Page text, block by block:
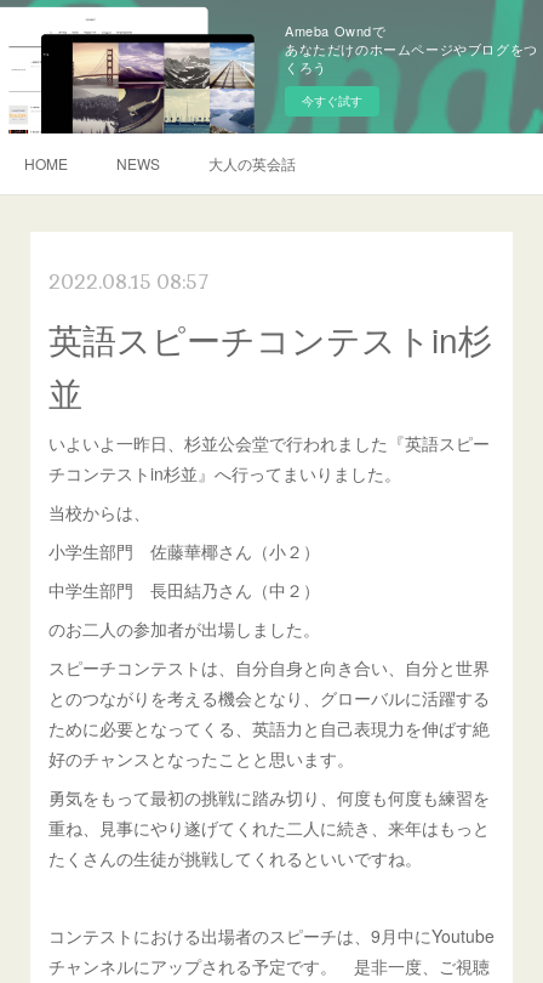
Ameba Owndで
あなただけのホームページやブログをつ
くろう
今すぐ試す
HOME NEWS 大人の英会話
2022.08.15 08:57
英語スピーチコンテストin杉
並
いよいよ一昨日、杉並公会堂で行われました『英語スピー
チコンテストin杉並』へ行ってまいりました。
当校からは、
小学生部門 佐藤華椰さん（小２）
中学生部門 長田結乃さん（中２）
のお二人の参加者が出場しました。
スピーチコンテストは、自分自身と向き合い、自分と世界
とのつながりを考える機会となり、グローバルに活躍する
ために必要となってくる、英語力と自己表現力を伸ばす絶
好のチャンスとなったことと思います。
勇気をもって最初の挑戦に踏み切り、何度も何度も練習を
重ね、見事にやり遂げてくれた二人に続き、来年はもっと
たくさんの生徒が挑戦してくれるといいですね。
コンテストにおける出場者のスピーチは、9月中にYoutube
チャンネルにアップされる予定です。 是非一度、ご視聴